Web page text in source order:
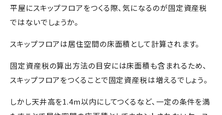
平屋にスキップフロアをつくる際、気になるのが固定資産税
ではないでしょうか。
スキップフロアは居住空間の床面積として計算されます。
固定資産税の算出方法の目安には床面積も含まれるため、
スキップフロアをつくることで固定資産税は増えるでしょう。
しかし天井高を1.4m以内にしてつくるなど、一定の条件を満